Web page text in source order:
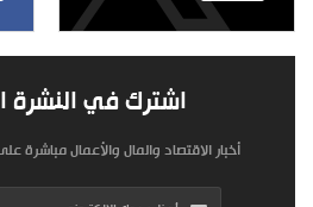
اشترك في النشرة
أخبار الاقتصاد والمال والأعمال مباشرة